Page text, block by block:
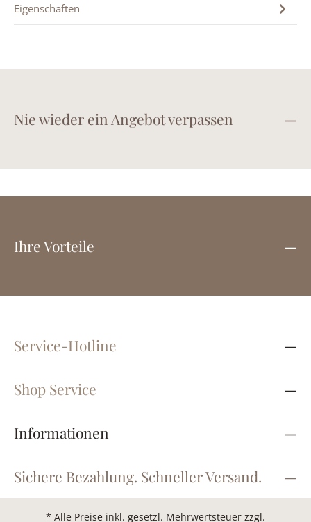
Eigenschaften
Nie wieder ein Angebot verpassen
Ihre Vorteile
Service-Hotline
Shop Service
Informationen
Sichere Bezahlung. Schneller Versand.
* Alle Preise inkl. gesetzl. Mehrwertsteuer zzgl.